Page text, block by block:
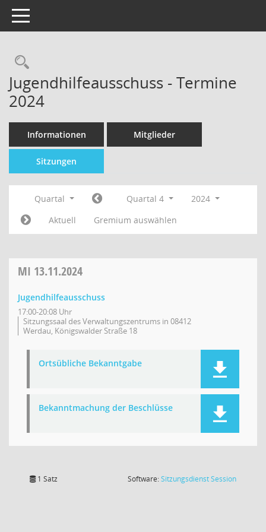
Toggle navigation
Jugendhilfeausschuss - Termine
2024
Informationen Mitglieder
Sitzungen
Quartal Quartal 4
2024
Aktuell
Gremium auswählen
MI 13.11.2024
Jugendhilfeausschuss
17:00-20:08 Uhr
Sitzungssaal des Verwaltungszentrums in 08412
Werdau, Königswalder Straße 18
Ortsübliche Bekanntgabe
Bekanntmachung der Beschlüsse
1 Satz Software:SitzungsdienstSession(Wird in